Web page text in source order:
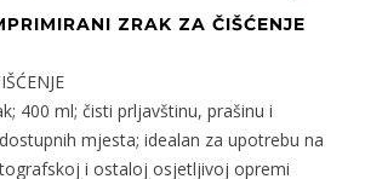
ZRAK ZA ČIŠĆENJE
400 ml; čisti prljavštinu, prašinu i
mjesta; idealan za upotrebu na
i ostaloj osjetljivoj opremi